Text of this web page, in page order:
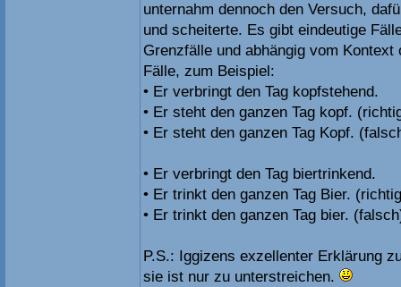
unternahm dennoch den Versuch,
und scheiterte. Es gibt eindeutige
Grenzfälle und abhängig vom
Fälle, zum Beispiel:
• Er verbringt den Tag kopfstehend.
• Er steht den ganzen Tag kopf.
• Er steht den ganzen Tag Kopf.
• Er verbringt den Tag biertrinkend.
• Er trinkt den ganzen Tag Bier.
• Er trinkt den ganzen Tag bier.
P.S.: Iggizens exzellenter Erklärung
sie ist nur zu unterstreichen.